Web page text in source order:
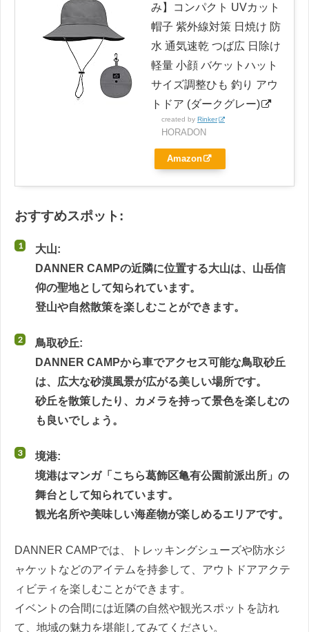
み】コンパクト UVカット
帽子 紫外線対策 日焼け 防
水 通気速乾 つば広 日除け
軽量 小顔 バケットハット
サイズ調整ひも 釣り アウ
トドア (ダークグレー)
created by Rinker
HORADON
Amazon
おすすめスポット:
大山:
DANNER CAMPの近隣に位置する大山は、山岳信
仰の聖地として知られています。
登山や自然散策を楽しむことができます。
鳥取砂丘:
DANNER CAMPから車でアクセス可能な鳥取砂丘
は、広大な砂漠風景が広がる美しい場所です。
砂丘を散策したり、カメラを持って景色を楽しむの
も良いでしょう。
境港:
境港はマンガ「こちら葛飾区亀有公園前派出所」の
舞台として知られています。
観光名所や美味しい海産物が楽しめるエリアです。
DANNER CAMPでは、トレッキングシューズや防水ジ
ャケットなどのアイテムを持参して、アウトドアアクテ
ィビティを楽しむことができます。
イベントの合間には近隣の自然や観光スポットを訪れ
て、地域の魅力を堪能してみてください。